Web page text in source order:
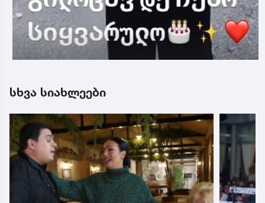
სხვა სიახლეები